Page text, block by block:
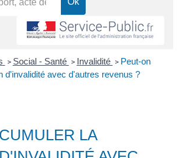
> Social - Santé > Invalidité > Peut-on
d'invalidité avec d'autres revenus ?
LA